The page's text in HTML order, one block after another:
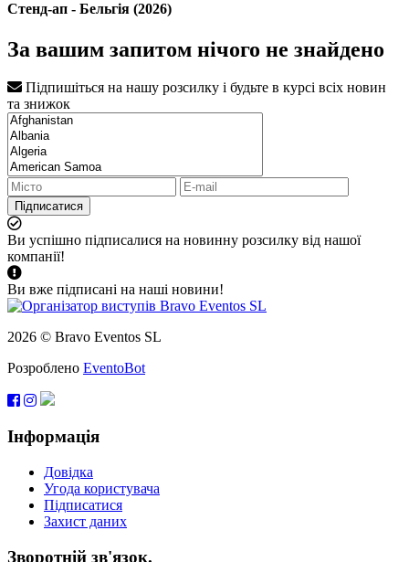
Стенд-ап - Бельгія (2026)
За вашим запитом нічого не знайдено
Підпишіться на нашу розсилку і будьте в курсі всіх новин
та знижок
Підписатися
Ви успішно підписалися на новинну розсилку від нашої
компанії!
Ви вже підписані на наші новини!
2026 © Bravo Eventos SL
Розроблено EventoBot
Інформація
Довідка
Угода користувача
Підписатися
Захист даних
Зворотній зв'язок.